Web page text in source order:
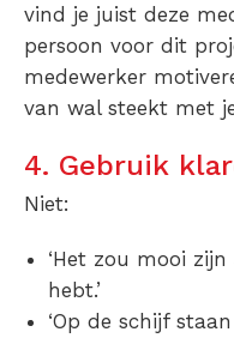
vind je juist deze
persoon voor dit
medewerker
van wal steekt met
4. Gebruik
Niet:
‘Het zou mooi
hebt.’
‘Op de schijf